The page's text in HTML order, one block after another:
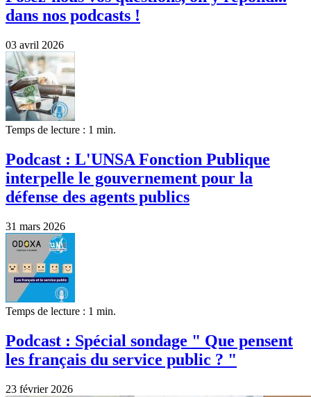
dans nos podcasts !
03 avril 2026
Temps de lecture : 1 min.
Podcast : L'UNSA Fonction Publique
interpelle le gouvernement pour la
défense des agents publics
31 mars 2026
Temps de lecture : 1 min.
Podcast : Spécial sondage " Que pensent
les français du service public ? "
23 février 2026